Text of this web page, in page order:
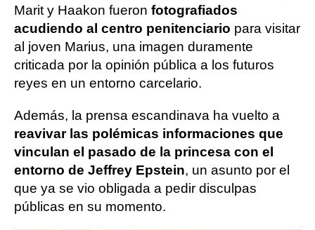
Marit y Haakon fueron fotografiados
acudiendo al centro penitenciario para visitar
al joven Marius, una imagen duramente
criticada por la opinión pública a los futuros
reyes en un entorno carcelario.
Además, la prensa escandinava ha vuelto a
reavivar las polémicas informaciones que
vinculan el pasado de la princesa con el
entorno de Jeffrey Epstein, un asunto por el
que ya se vio obligada a pedir disculpas
públicas en su momento.